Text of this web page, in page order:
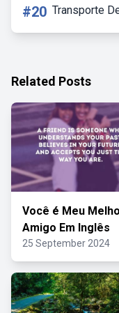
#20 Transporte
Related Posts
Você é Meu
Amigo Em Inglês
25 September 2024